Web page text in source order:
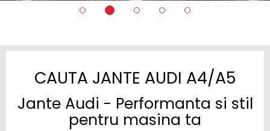
CAUTA JANTE AUDI A4/A5
Jante Audi - Performanta si stil
pentru masina ta